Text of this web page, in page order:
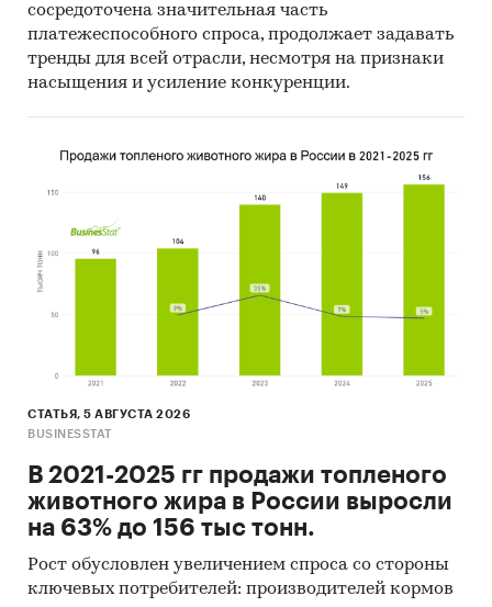
сосредоточена значительная часть
платежеспособного спроса, продолжает задавать
тренды для всей отрасли, несмотря на признаки
насыщения и усиление конкуренции.
СТАТЬЯ, 5 АВГУСТА 2026
BUSINESSTAT
В 2021-2025 гг продажи топленого
животного жира в России выросли
на 63% до 156 тыс тонн.
Рост обусловлен увеличением спроса со стороны
ключевых потребителей: производителей кормов